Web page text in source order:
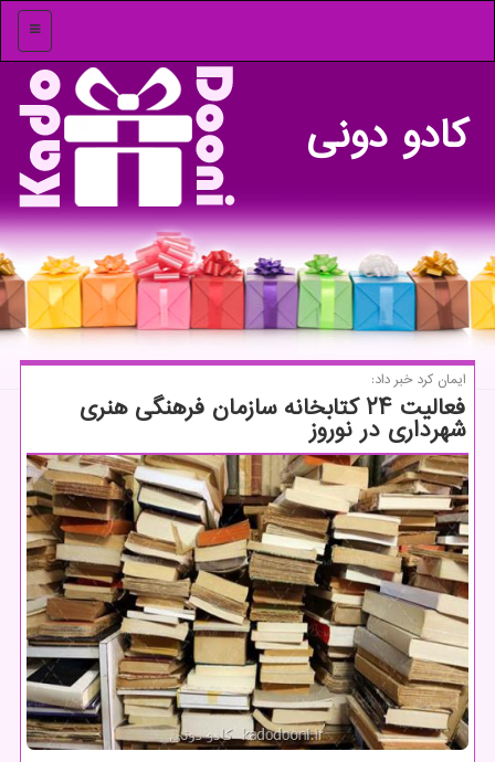
منو
كادو دونی
ایمان كرد خبر داد:
فعالیت ۲۴ كتابخانه سازمان فرهنگی هنری
شهرداری در نوروز